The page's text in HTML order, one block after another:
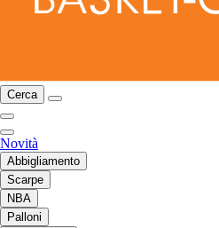
Cerca
Novità
Abbigliamento
Scarpe
NBA
Palloni